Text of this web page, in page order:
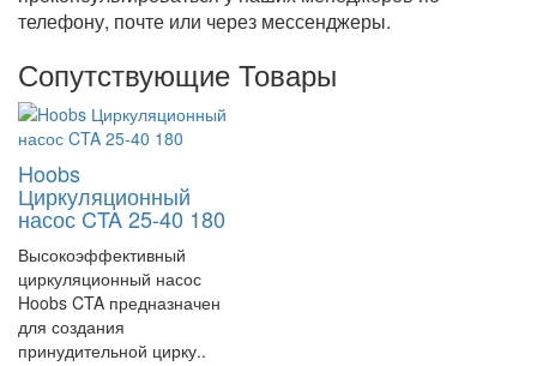
телефону, почте или через мессенджеры.
Сопутствующие Товары
Hoobs
Циркуляционный
насос CTA 25-40 180
Высокоэффективный
циркуляционный насос
Hoobs CTA предназначен
для создания
принудительной цирку..